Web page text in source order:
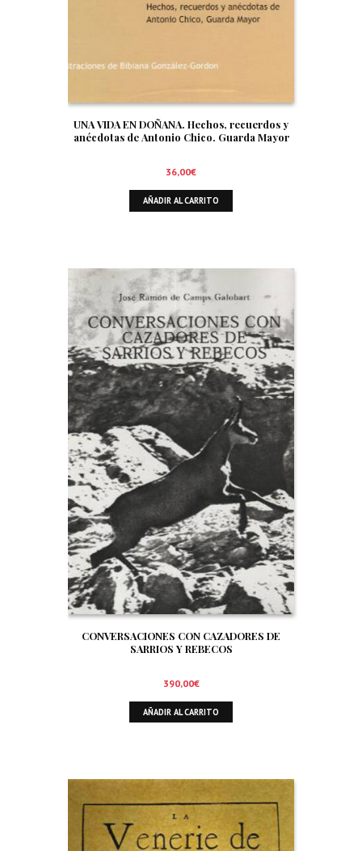
UNA VIDA EN DOÑANA. Hechos, recuerdos y
anécdotas de Antonio Chico. Guarda Mayor
36,00€
AÑADIR AL CARRITO
CONVERSACIONES CON CAZADORES DE
SARRIOS Y REBECOS
390,00€
AÑADIR AL CARRITO